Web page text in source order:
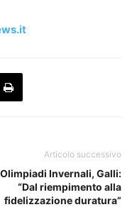
Articolo successivo
Olimpiadi Invernali, Galli:
“Dal riempimento alla
fidelizzazione duratura”